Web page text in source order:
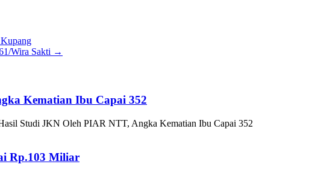
Wira Sakti →
Kematian Ibu Capai 352
Studi JKN Oleh PIAR NTT, Angka Kematian Ibu Capai 352
Rp.103 Miliar